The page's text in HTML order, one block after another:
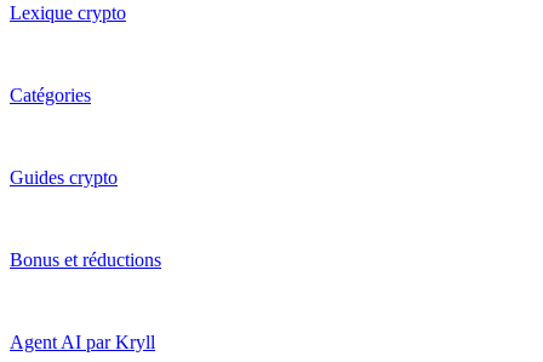
Lexique crypto
Catégories
Guides crypto
Bonus et réductions
Agent AI par Kryll